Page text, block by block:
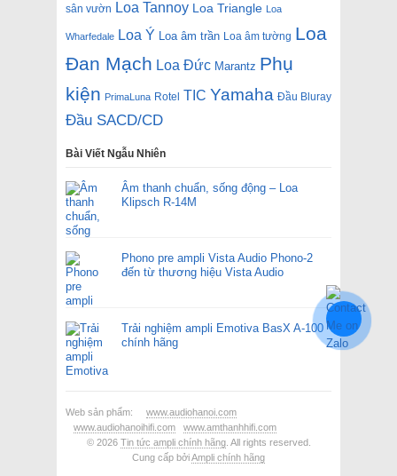
sân vườn Loa Tannoy Loa Triangle Loa
Wharfedale Loa Ý Loa âm trần Loa âm tường Loa
Đan Mạch Loa Đức Marantz Phụ
kiện PrimaLuna Rotel TIC Yamaha Đầu Bluray
Đầu SACD/CD
Bài Viết Ngẫu Nhiên
Âm thanh chuẩn, sống động – Loa
Klipsch R-14M
Phono pre ampli Vista Audio Phono-2
đến từ thương hiệu Vista Audio
Trải nghiệm ampli Emotiva BasX A-100
chính hãng
Web sản phẩm: www.audiohanoi.com
www.audiohanoihifi.com
www.amthanhhifi.com
© 2026 Tin tức ampli chính hãng. All rights reserved.
Cung cấp bởiAmpli chính hãng